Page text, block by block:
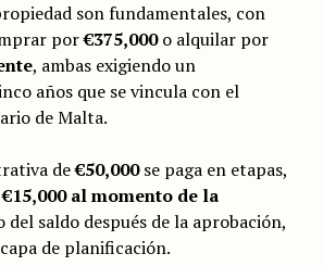
son fundamentales, con
por€375,000o alquilar por
, ambas exigiendo un
años que se vincula con el
de Malta.
de€50,000se paga en etapas,
€15,000 al momento de la
del saldo después de la aprobación,
de planificación.